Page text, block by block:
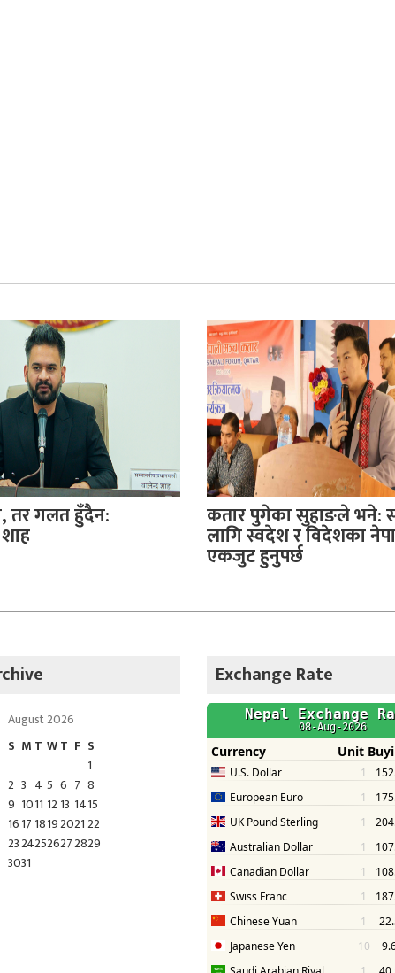
तर गलत हुँदैन:
शाह
कतार पुगेका सुहाङले भने:
लागि स्वदेश र विदेशका
एकजुट हुनुपर्छ
August 2026
S M T WT F S
1
2 3 4 5 6 7 8
9 1011 12 13 1415
1617 1819202122
23242526272829
3031
Exchange Rate